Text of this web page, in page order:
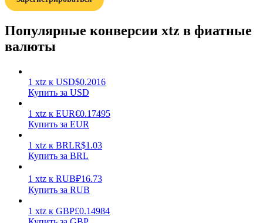
Заработок
Силовая свинья
Популярные конверсии xtz в фиатные
валюты
1 xtz к USD$0.2016
Купить за USD
1 xtz к EUR€0.17495
Купить за EUR
1 xtz к BRLR$1.03
Купить за BRL
1 xtz к RUB₽16.73
Купить за RUB
1 xtz к GBP£0.14984